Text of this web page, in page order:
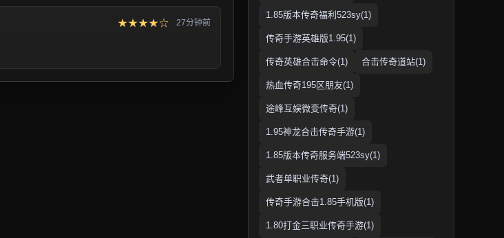
★★★★☆ 27分钟前
1.85版本传奇福利523sy(1)
传奇手游英雄版1.95(1)
传奇英雄合击命令(1) 合击传奇道站(1)
热血传奇195区朋友(1)
途峰互娱微变传奇(1)
1.95神龙合击传奇手游(1)
1.85版本传奇服务端523sy(1)
武者单职业传奇(1)
传奇手游合击1.85手机版(1)
1.80打金三职业传奇手游(1)